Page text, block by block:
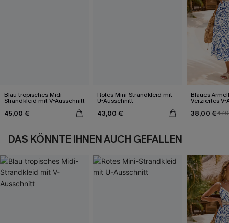
Blau tropisches Midi-
Strandkleid mit V-Ausschnitt
45,00 €
Rotes Mini-Strandkleid mit
U-Ausschnitt
43,00 €
Blaues
Verziertes
38,00 €
DAS KÖNNTE IHNEN AUCH GEFALLEN